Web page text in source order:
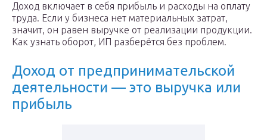
Доход включает в себя прибыль и расходы на оплату
труда. Если у бизнеса нет материальных затрат,
значит, он равен выручке от реализации продукции.
Как узнать оборот, ИП разберётся без проблем.
Доход от предпринимательской
деятельности — это выручка или
прибыль